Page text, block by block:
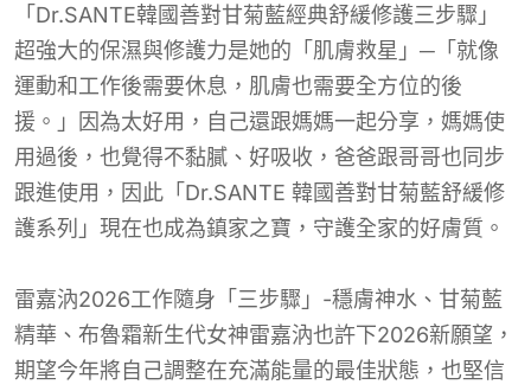
「Dr.SANTE韓國善對甘菊藍經典舒緩修護三步驟」
超強大的保濕與修護力是她的「肌膚救星」─「就像
運動和工作後需要休息，肌膚也需要全方位的後
援。」因為太好用，自己還跟媽媽一起分享，媽媽使
用過後，也覺得不黏膩、好吸收，爸爸跟哥哥也同步
跟進使用，因此「Dr.SANTE 韓國善對甘菊藍舒緩修
護系列」現在也成為鎮家之寶，守護全家的好膚質。
雷嘉汭2026工作隨身「三步驟」-穩膚神水、甘菊藍
精華、布魯霜新生代女神雷嘉汭也許下2026新願望，
期望今年將自己調整在充滿能量的最佳狀態，也堅信